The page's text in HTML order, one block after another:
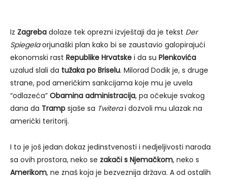
Iz Zagreba dolaze tek oprezni izvještaji da je tekst Der
Spiegelaorjunaški plan kako bi se zaustavio galopirajući
ekonomski rast Republike Hrvatske i da su Plenkovića
uzalud slali da tužaka po Briselu. Milorad Dodik je, s druge
strane, pod američkim sankcijama koje mu je uvela
“odlazeća” Obamina administracija, pa očekuje svakog
dana da Tramp sjaše sa Twiterai dozvoli mu ulazak na
američki teritorij.
I to je još jedan dokaz jedinstvenosti i nedjeljivosti naroda
sa ovih prostora, neko se zakači s Njemačkom, neko s
Amerikom, ne znaš koja je bezveznija država. A od ostalih